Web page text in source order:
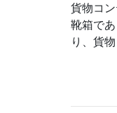
貨物コ
靴箱で
り、貨